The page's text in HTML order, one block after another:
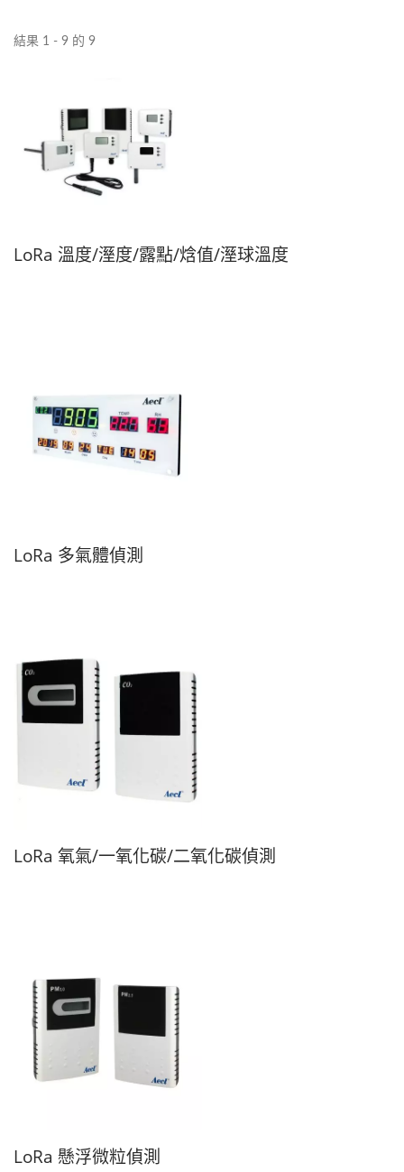
結果 1 - 9 的 9
LoRa 溫度/溼度/露點/焓值/溼球溫度
LoRa 多氣體偵測
LoRa 氧氣/一氧化碳/二氧化碳偵測
LoRa 懸浮微粒偵測